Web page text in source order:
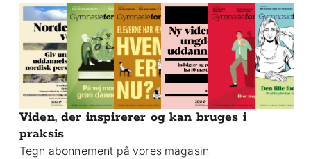
Viden, der inspirerer og kan bruges i
praksis
Tegn abonnement på vores magasin